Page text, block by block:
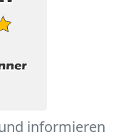
informieren